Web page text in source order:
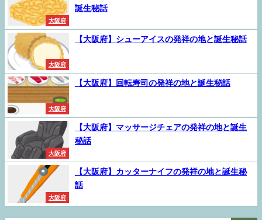
大阪府
誕生秘話
大阪府
【大阪府】シューアイスの発祥の地と誕生秘話
大阪府
【大阪府】回転寿司の発祥の地と誕生秘話
大阪府
【大阪府】マッサージチェアの発祥の地と誕生
秘話
大阪府
【大阪府】カッターナイフの発祥の地と誕生秘
話